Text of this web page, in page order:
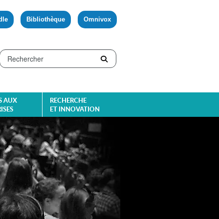
Bibliothèque Omnivox
AUX
RECHERCHE
ET INNOVATION